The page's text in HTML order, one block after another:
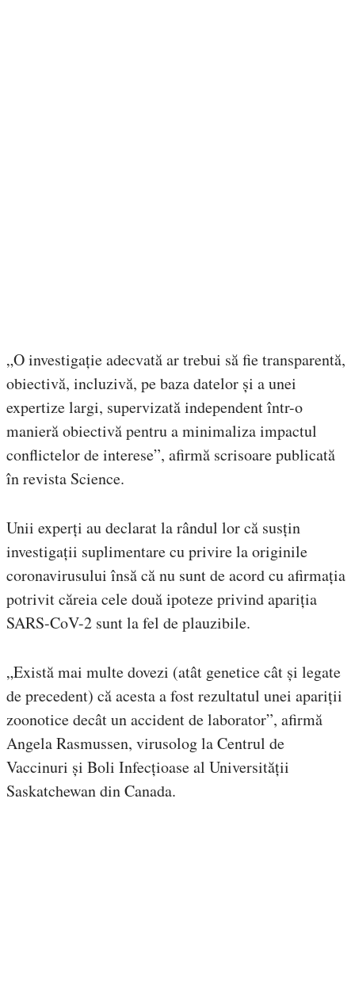
„O investigație adecvată ar trebui să fie transparentă,
obiectivă, incluzivă, pe baza datelor și a unei
expertize largi, supervizată independent într-o
manieră obiectivă pentru a minimaliza impactul
conflictelor de interese”, afirmă scrisoare publicată
în revista Science.
Unii experți au declarat la rândul lor că susțin
investigații suplimentare cu privire la originile
coronavirusului însă că nu sunt de acord cu afirmația
potrivit căreia cele două ipoteze privind apariția
SARS-CoV-2 sunt la fel de plauzibile.
„Există mai multe dovezi (atât genetice cât și legate
de precedent) că acesta a fost rezultatul unei apariții
zoonotice decât un accident de laborator”, afirmă
Angela Rasmussen, virusolog la Centrul de
Vaccinuri și Boli Infecțioase al Universității
Saskatchewan din Canada.